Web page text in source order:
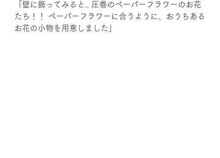
「壁に飾ってみると.. 圧巻のペーパーフラワーのお花
たち！！ ペーパーフラワーに合うように、おうちある
お花の小物を用意しました」